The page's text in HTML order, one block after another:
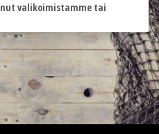
valikoimistamme tai